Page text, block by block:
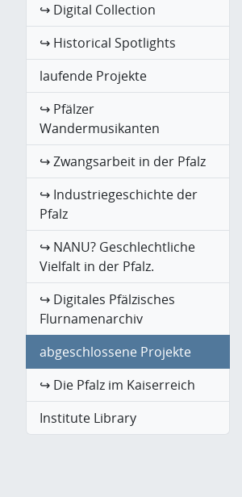
↪ Digital Collection
↪ Historical Spotlights
laufende Projekte
↪ Pfälzer
Wandermusikanten
↪ Zwangsarbeit in der Pfalz
↪ Industriegeschichte der
Pfalz
↪ NANU? Geschlechtliche
Vielfalt in der Pfalz.
↪ Digitales Pfälzisches
Flurnamenarchiv
abgeschlossene Projekte
↪ Die Pfalz im Kaiserreich
Institute Library